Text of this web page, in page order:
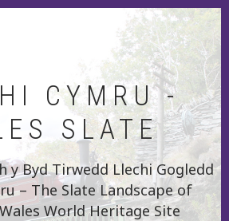
CYMRU -
SLATE
y Byd Tirwedd Llechi Gogledd
– The Slate Landscape of
World Heritage Site